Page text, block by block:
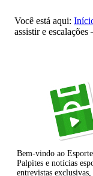
Você está aqui:
assistir e
Bem-vindo ao
Palpites e notícias
entrevistas